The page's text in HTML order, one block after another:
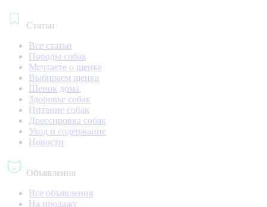
Статьи
Все статьи
Породы собак
Мечтаете о щенке
Выбираем щенка
Щенок дома
Здоровье собак
Питание собак
Дрессировка собак
Уход и содержание
Новости
Объявления
Все объявления
На продажу